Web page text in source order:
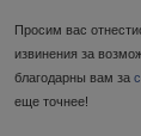
Просим вас
извинения за
благодарны вам за
еще точнее!